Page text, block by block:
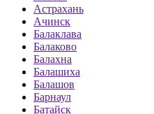
Астрахань
Ачинск
Балаклава
Балаково
Балахна
Балашиха
Балашов
Барнаул
Батайск